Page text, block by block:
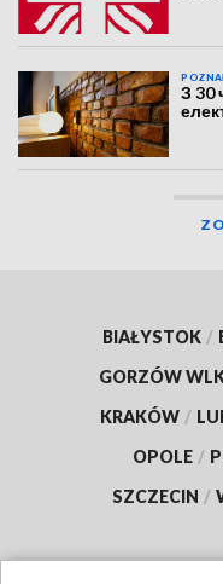
З 30
BIAŁYSTOK /
GORZÓW
KRAKÓW /
OPOLE /
SZCZECIN /